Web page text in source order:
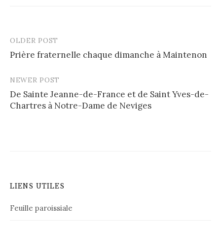
Post
navigation
OLDER POST
Prière fraternelle chaque dimanche à Maintenon
NEWER POST
De Sainte Jeanne-de-France et de Saint Yves-de-
Chartres à Notre-Dame de Neviges
LIENS UTILES
Feuille paroissiale